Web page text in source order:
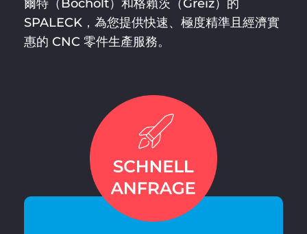
爾特（Bocholt）和格賴茨（Greiz）的
SPALECK，為您提供快速、極度精準且經濟實
惠的 CNC 零件生產服務。